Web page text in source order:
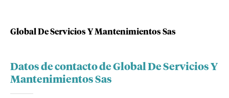
Global De Servicios Y Mantenimientos Sas
Datos de contacto de Global De Servicios Y
Mantenimientos Sas